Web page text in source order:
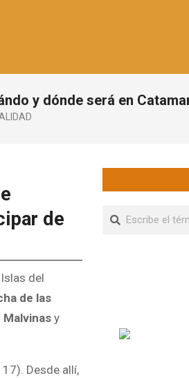
y dónde será en
de
del
de las
y
Desde allí,
Buscar